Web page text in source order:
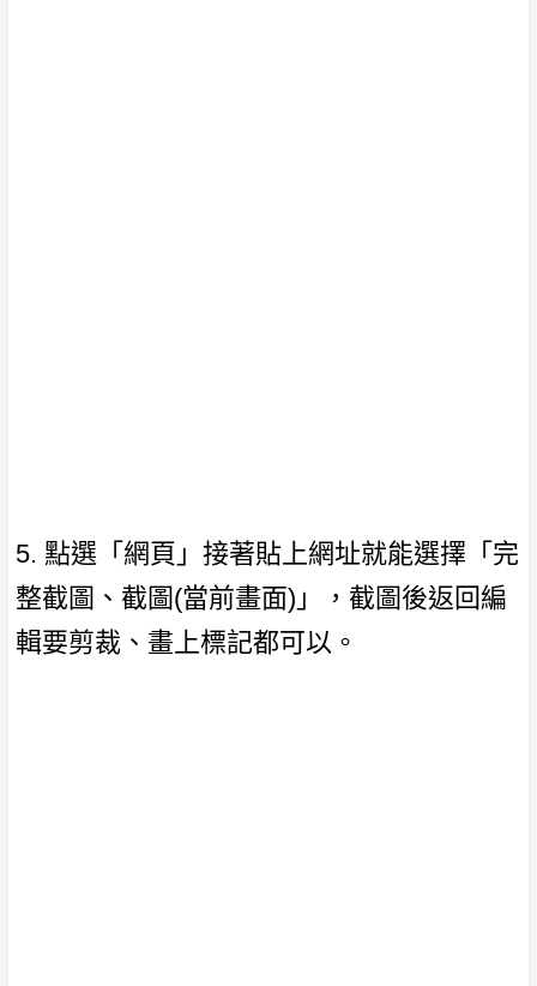
5. 點選「網頁」接著貼上網址就能選擇「完
整截圖、截圖(當前畫面)」，截圖後返回編
輯要剪裁、畫上標記都可以。